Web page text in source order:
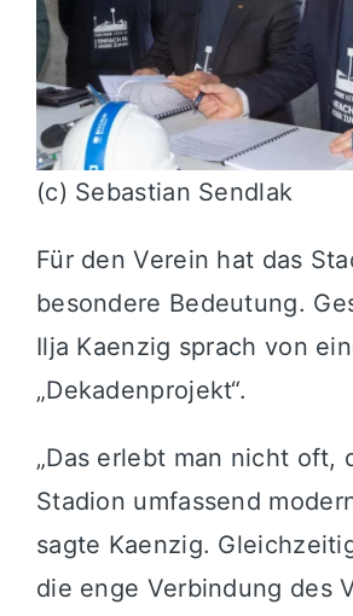
(c) Sebastian Sendlak
Für den Verein hat das
besondere Bedeutung.
Ilja Kaenzig sprach von
„Dekadenprojekt“.
„Das erlebt man nicht oft,
Stadion umfassend
sagte Kaenzig.
die enge Verbindung des